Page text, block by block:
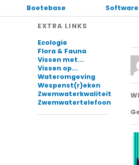
Boetebase
Software
EXTRA LINKS
Ecologie
Flora & Fauna
Vissen met...
Vissen op...
Wateromgeving
Wespenst(r)eken
Zwemwaterkwaliteit
Zwemwatertelefoon